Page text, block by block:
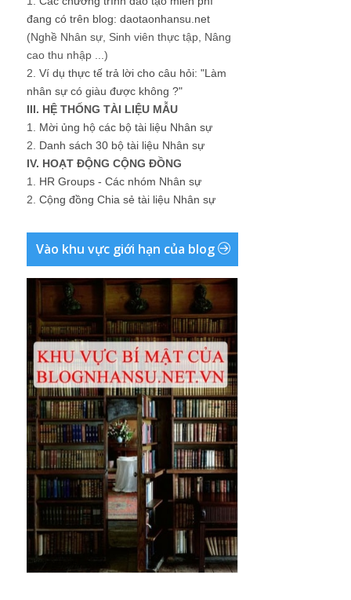
đang có trên blog: daotaonhansu.net
(Nghề Nhân sự, Sinh viên thực tập, Nâng
cao thu nhập ...)
2. Ví dụ thực tế trả lời cho câu hỏi: "Làm
nhân sự có giàu được không ?"
III. HỆ THỐNG TÀI LIỆU MẪU
1. Mời ủng hộ các bộ tài liệu Nhân sự
2. Danh sách 30 bộ tài liệu Nhân sự
IV. HOẠT ĐỘNG CỘNG ĐỒNG
1. HR Groups - Các nhóm Nhân sự
2. Cộng đồng Chia sẻ tài liệu Nhân sự
Vào khu vực giới hạn của blog